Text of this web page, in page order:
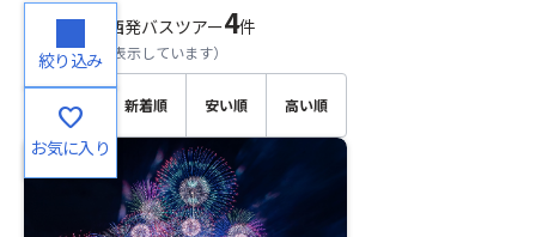
絞り込み
favorite
お気に入り
検索結果 関西発バスツアー4件
1～4件目を表示しています）
おすす
め順
新着順 安い順 高い順